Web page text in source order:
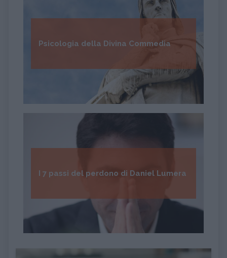
Psicologia della Divina Commedia
I 7 passi del perdono di Daniel Lumera